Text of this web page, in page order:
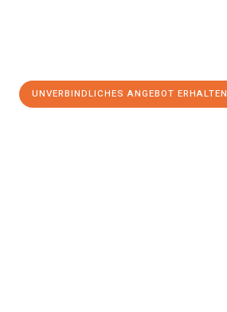
UNVERBINDLICHES ANGEBOT ERHALTEN